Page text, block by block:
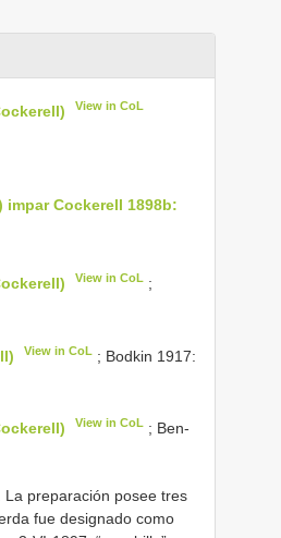
View in CoL
impar Cockerell 1898b:
View in CoL ;
View in CoL ; Bodkin 1917:
View in CoL ; Ben-
preparación posee tres
fue designado como